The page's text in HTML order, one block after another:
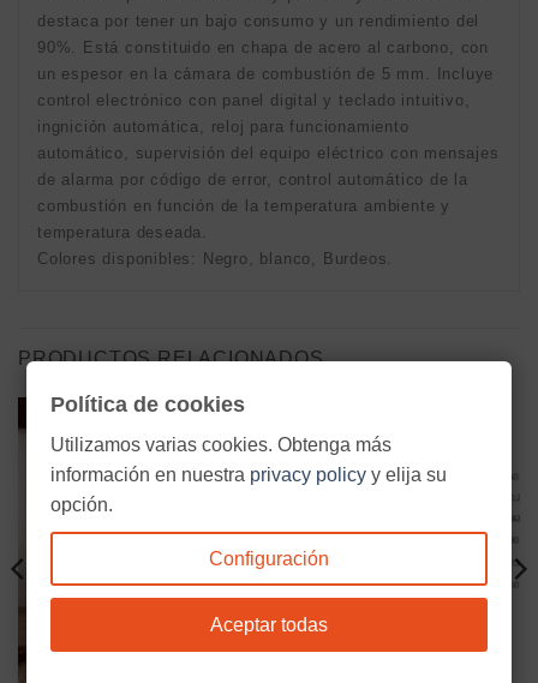
destaca por tener un bajo consumo y un rendimiento del
90%. Está constituido en chapa de acero al carbono, con
un espesor en la cámara de combustión de 5 mm. Incluye
control electrónico con panel digital y teclado intuitivo,
ingnición automática, reloj para funcionamiento
automático, supervisión del equipo eléctrico con mensajes
de alarma por código de error, control automático de la
combustión en función de la temperatura ambiente y
temperatura deseada.
Colores disponibles: Negro, blanco, Burdeos.
PRODUCTOS RELACIONADOS
Política de cookies
Utilizamos varias cookies. Obtenga más
información en nuestra privacy policy y elija su
opción.
Configuración
Aceptar todas